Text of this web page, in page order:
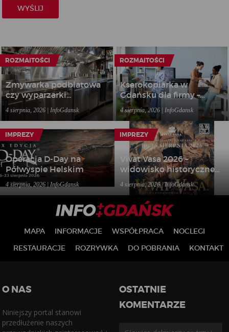
ROZMAITOŚCI
Zmywarka podblatowa
czy wyparzarki
gastronomiczne – jakie
rozwiązanie wybrać do
4 sierpnia, 2026 | InfoGdansk
ROZMAITOŚCI
Kserokopiarka w
Gdańsku dla firmy –
kiedy wynajem sprzętu
biurowego bardziej się
opłaca niż zakup?
4 sierpnia, 2026 | InfoGdansk
IMPREZY
Operacja D-Day na
Półwyspie Helskim
4 sierpnia, 2026 | InfoGdansk
IMPREZY
Vivat Vasa 2026 –
widowisko historyczne
w Gniewie
4 sierpnia, 2026 | InfoGdansk
MAPA INFORMACJE WSPÓŁPRACA
NOCLEGI
RESTAURACJE
ROZRYWKA DO POBRANIA KONTAKT
O NAS
Niniejszy portal stanowi
przedłużenie naszych
OSTATNIE
KOMENTARZE